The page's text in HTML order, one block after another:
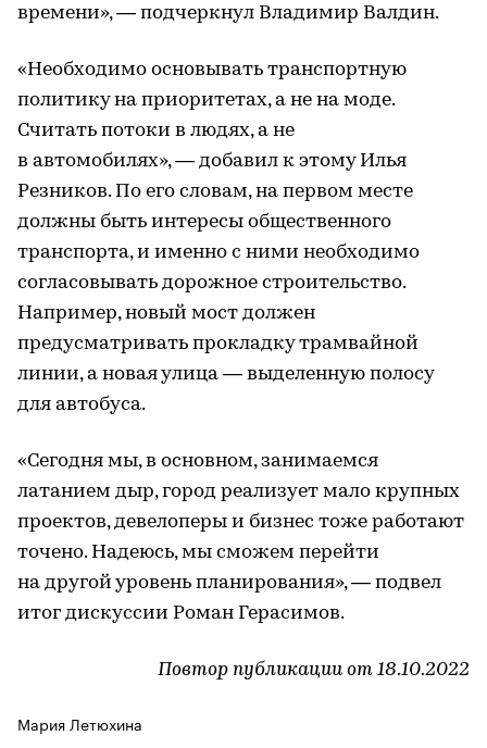
времени», — подчеркнул Владимир Валдин.
«Необходимо основывать транспортную
политику на приоритетах, а не на моде.
Считать потоки в людях, а не
в автомобилях», — добавил к этому Илья
Резников. По его словам, на первом месте
должны быть интересы общественного
транспорта, и именно с ними необходимо
согласовывать дорожное строительство.
Например, новый мост должен
предусматривать прокладку трамвайной
линии, а новая улица — выделенную полосу
для автобуса.
«Сегодня мы, в основном, занимаемся
латанием дыр, город реализует мало крупных
проектов, девелоперы и бизнес тоже работают
точено. Надеюсь, мы сможем перейти
на другой уровень планирования», — подвел
итог дискуссии Роман Герасимов.
Повтор публикации от 18.10.2022
Мария Летюхина